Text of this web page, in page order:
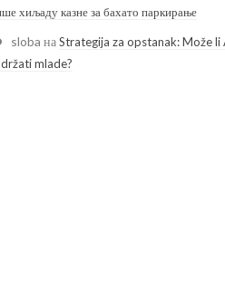
хиљаду казне за бахато паркирање
sloba наStrategija za opstanak: Može li
mlade?